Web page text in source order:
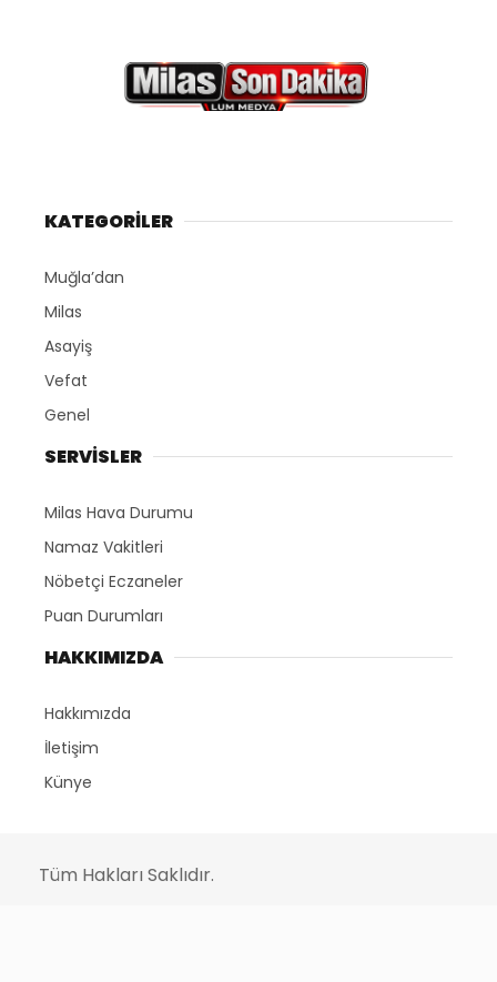
KATEGORİLER
Muğla’dan
Milas
Asayiş
Vefat
Genel
SERVİSLER
Milas Hava Durumu
Namaz Vakitleri
Nöbetçi Eczaneler
Puan Durumları
HAKKIMIZDA
Hakkımızda
İletişim
Künye
Tüm Hakları Saklıdır.